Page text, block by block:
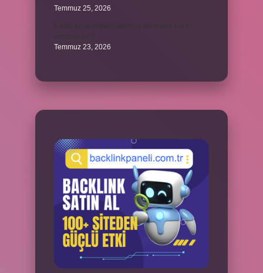
Temmuz 25, 2026
Temmuz 23, 2026